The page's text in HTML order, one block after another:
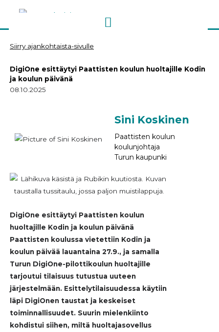
Siirry ajankohtaista-sivulle
DigiOne esittäytyi Paattisten koulun huoltajille Kodin
ja koulun päivänä
08.10.2025
Sini Koskinen
Paattisten koulun
koulunjohtaja
Turun kaupunki
DigiOne esittäytyi Paattisten koulun
huoltajille Kodin ja koulun päivänä
Paattisten koulussa vietettiin Kodin ja
koulun päivää lauantaina 27.9., ja samalla
Turun DigiOne-pilottikoulun huoltajille
tarjoutui tilaisuus tutustua uuteen
järjestelmään. Esittelytilaisuudessa käytiin
läpi DigiOnen taustat ja keskeiset
toiminnallisuudet. Suurin mielenkiinto
kohdistui siihen, miltä huoltajasovellus